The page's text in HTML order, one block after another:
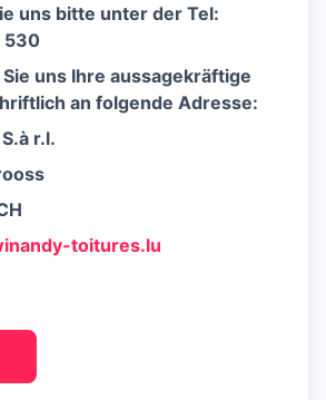
uns bitte unter der Tel:
530
uns Ihre aussagekräftige
an folgende Adresse:
r.l.
toitures.lu